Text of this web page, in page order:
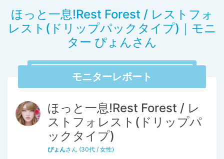
ほっと一息!Rest Forest / レストフォ
レスト(ドリップパックタイプ)｜モニ
ター ぴょんさん
モニターレポート
ほっと一息!Rest Forest / レ
ストフォレスト(ドリップパ
ックタイプ)
ぴょんさん (30代 / 女性)